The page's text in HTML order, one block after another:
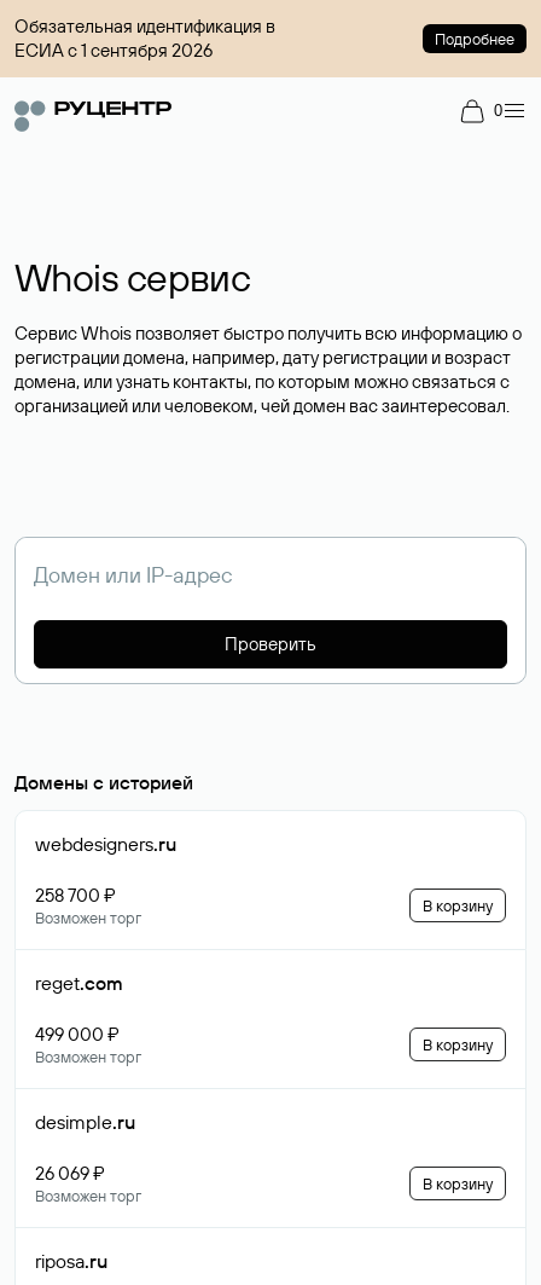
Обязательная идентификация в
ЕСИА с 1 сентября 2026
Подробнее
0
Whois сервис
Сервис Whois позволяет быстро получить всю информацию о
регистрации домена, например, дату регистрации и возраст
домена, или узнать контакты, по которым можно связаться с
организацией или человеком, чей домен вас заинтересовал.
Проверить
Домены с историей
webdesigners.ru
258 700 ₽
Возможен торг
В корзину
reget.com
499 000 ₽
Возможен торг
В корзину
desimple.ru
26 069 ₽
Возможен торг
В корзину
riposa.ru